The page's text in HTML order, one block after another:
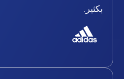
بكثير.